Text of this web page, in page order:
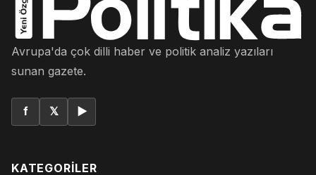
Avrupa'da çok dilli haber ve politik analiz yazıları
sunan gazete.
f 𝕏 ▶
KATEGORILER